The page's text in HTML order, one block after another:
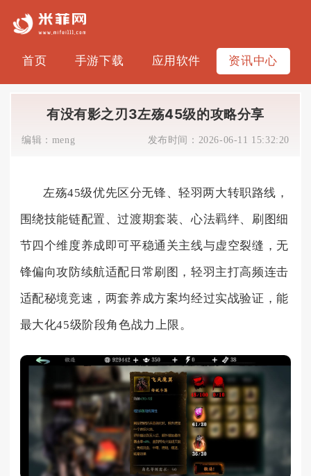
首页 手游下载 应用软件 资讯中心
有没有影之刃3左殇45级的攻略分享
编辑： meng 发布时间： 2026-06-11 15:32:20
左殇45级优先区分无锋、轻羽两大转职路线，
围绕技能链配置、过渡期套装、心法羁绊、刷图细
节四个维度养成即可平稳通关主线与虚空裂缝，无
锋偏向攻防续航适配日常刷图，轻羽主打高频连击
适配秘境竞速，两套养成方案均经过实战验证，能
最大化45级阶段角色战力上限。